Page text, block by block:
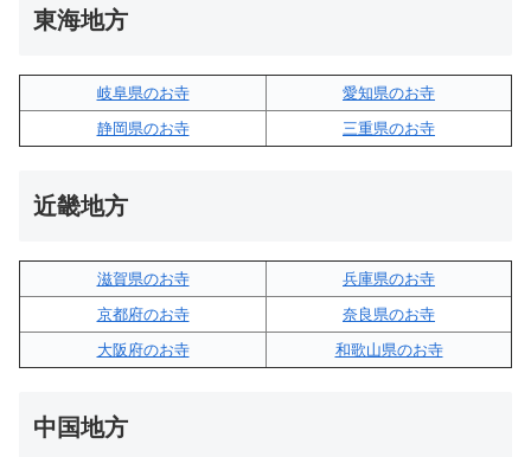
東海地方
岐阜県のお寺
愛知県のお寺
静岡県のお寺
三重県のお寺
近畿地方
滋賀県のお寺
兵庫県のお寺
京都府のお寺
奈良県のお寺
大阪府のお寺
和歌山県のお寺
中国地方